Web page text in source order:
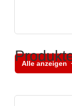
Alle anzeigen